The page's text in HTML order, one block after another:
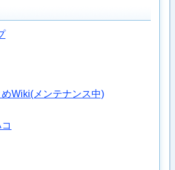
Wiki(メンテナンス中)